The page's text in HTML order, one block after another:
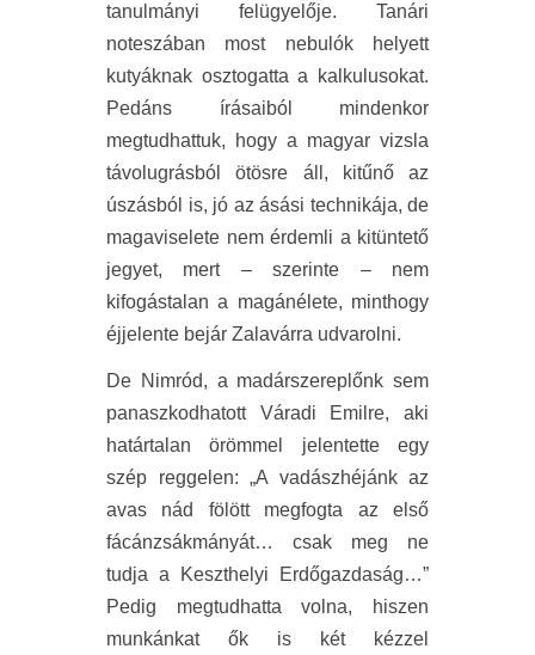
tanulmányi felügyelője. Tanári
noteszában most nebulók helyett
kutyáknak osztogatta a kalkulusokat.
Pedáns írásaiból mindenkor
megtudhattuk, hogy a magyar vizsla
távolugrásból ötösre áll, kitűnő az
úszásból is, jó az ásási technikája, de
magaviselete nem érdemli a kitüntető
jegyet, mert – szerinte – nem
kifogástalan a magánélete, minthogy
éjjelente bejár Zalavárra udvarolni.
De Nimród, a madárszereplőnk sem
panaszkodhatott Váradi Emilre, aki
határtalan örömmel jelentette egy
szép reggelen: „A vadászhéjánk az
avas nád fölött megfogta az első
fácánzsákmányát… csak meg ne
tudja a Keszthelyi Erdőgazdaság…”
Pedig megtudhatta volna, hiszen
munkánkat ők is két kézzel